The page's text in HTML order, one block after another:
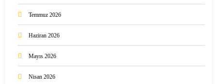
Temmuz 2026
Haziran 2026
Mayıs 2026
Nisan 2026